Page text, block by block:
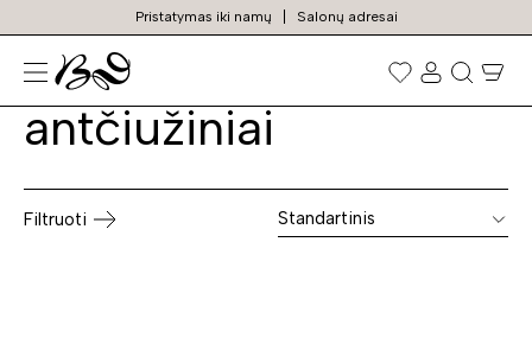
Pristatymas iki namų Salonų adresai
Prekių
paieška
Lietuviški čiužiniai ir
antčiužiniai
Filtruoti Standartinis